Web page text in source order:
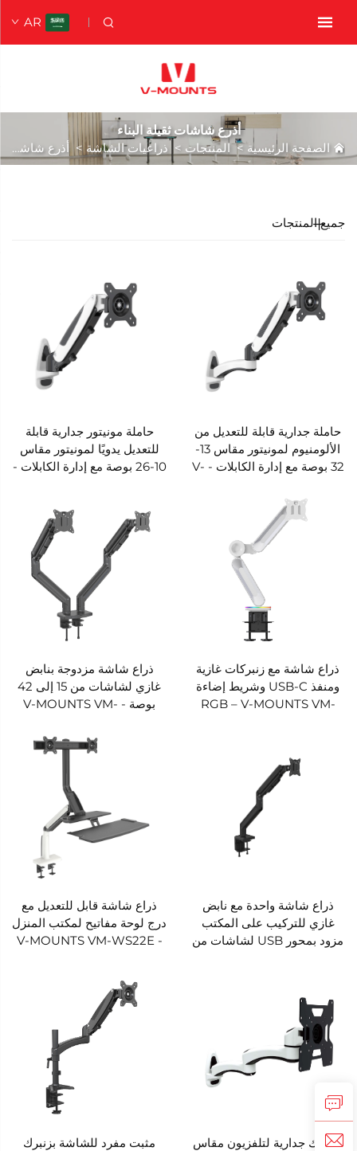
AR
أذرع شاشات ثقيلة البناء
الصفحة الرئيسية >المنتجات > ذراعيات الشاشة >أذرع شاشات ثقيلة البناء
جميع المنتجات
حاملة جدارية قابلة للتعديل من
الألومنيوم لمونيتور مقاس 13-
32 بوصة مع إدارة الكابلات - V-
حاملة مونيتور جدارية قابلة
للتعديل يدويًا لمونيتور مقاس
10-26 بوصة مع إدارة الكابلات -
ذراع شاشة مع زنبركات غازية
ومنفذ USB-C وشريط إضاءة
RGB – V-MOUNTS VM-
ذراع شاشة مزدوجة بنابض
غازي لشاشات من 15 إلى 42
بوصة - V-MOUNTS VM-
ذراع شاشة واحدة مع نابض
غازي للتركيب على المكتب
مزود بمحور USB لشاشات من
ذراع شاشة قابل للتعديل مع
درج لوحة مفاتيح لمكتب المنزل
- V-MOUNTS VM-WS22E
مشابك جدارية لتلفزيون مقاس
مثبت مفرد للشاشة بزنبرك